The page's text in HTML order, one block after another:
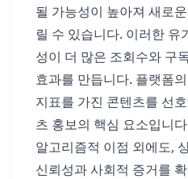
될 가능성이 높아져 새로
릴 수 있습니다. 이러한 유
성이 더 많은 조회수와 구
효과를 만듭니다. 플랫폼
지표를 가진 콘텐츠를 선
츠 홍보의 핵심 요소입니
알고리즘적 이점 외에도,
신뢰성과 사회적 증거를